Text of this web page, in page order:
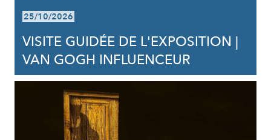
25/10/2026
VISITE GUIDÉE DE L'EXPOSITION |
VAN GOGH INFLUENCEUR